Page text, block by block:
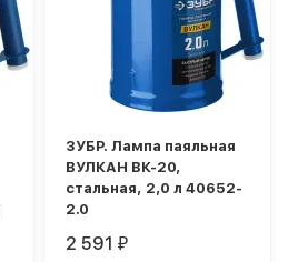
ЗУБР. Лампа паяльная
ВУЛКАН ВК-20,
стальная, 2,0 л 40652-
2.0
2 591₽